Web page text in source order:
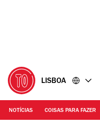
LISBOA
NOTÍCIAS COISAS PARA FAZER
Soraia Neves